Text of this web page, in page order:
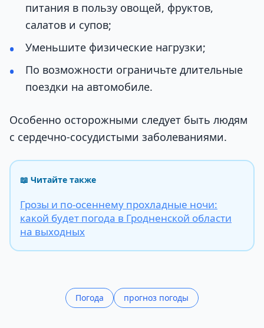
питания в пользу овощей, фруктов,
салатов и супов;
Уменьшите физические нагрузки;
По возможности ограничьте длительные
поездки на автомобиле.
Особенно осторожными следует быть людям
с сердечно-сосудистыми заболеваниями.
📖 Читайте также
Грозы и по-осеннему прохладные ночи:
какой будет погода в Гродненской области
на выходных
Погода прогноз погоды